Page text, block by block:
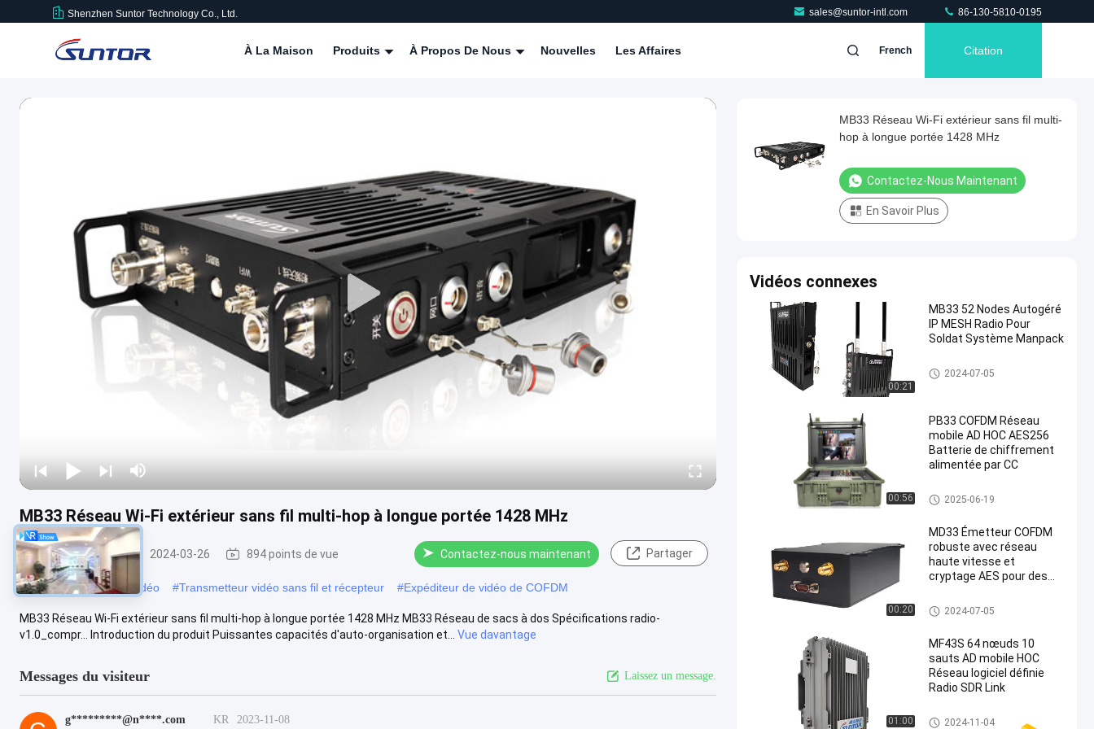
Shenzhen Suntor Technology Co., Ltd. sales@suntor-intl.com 86-130-5810-0195
À La Maison Produits À Propos De Nous Nouvelles Les Affaires French Citation
MB33 Réseau Wi-Fi extérieur sans fil multi-hop à longue portée 1428 MHz
Réseau ad hoc 2024-03-26 894 points de vue Contactez-nous maintenant Partager
#Transmetteur Audio Vidéo #Transmetteur vidéo sans fil et récepteur #Expéditeur de vidéo de COFDM
MB33 Réseau Wi-Fi extérieur sans fil multi-hop à longue portée 1428 MHz MB33 Réseau de sacs à dos Spécifications radio-
v1.0_compr... Introduction du produit Puissantes capacités d'auto-organisation et...
Vue davantage
Messages du visiteur Laissez un message.
g*********@n****.com KR 2023-11-08
MB33 Réseau Wi-Fi extérieur sans fil multi-
hop à longue portée 1428 MHz
Contactez-Nous Maintenant
En Savoir Plus
Vidéos connexes
00:21
MB33 52 Nodes Autogéré
IP MESH Radio Pour
Soldat Système Manpack
IP Mesh Network
2024-07-05
00:56
PB33 COFDM Réseau
mobile AD HOC AES256
Batterie de chiffrement
alimentée par CC
Réseau ad hoc
2025-06-19
00:20
MD33 Émetteur COFDM
robuste avec réseau
haute vitesse et
cryptage AES pour des
sécurisées
IP Mesh Network
2024-07-05
01:00
MF43S 64 nœuds 10
sauts AD mobile HOC
Réseau logiciel définie
Radio SDR Link
Réseau ad hoc
2024-11-04